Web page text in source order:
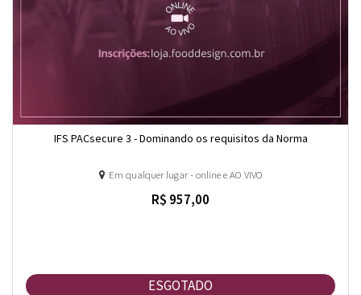
IFS PACsecure 3 - Dominando os requisitos da Norma
Em qualquer lugar - online e AO VIVO
R$ 957,00
ESGOTADO